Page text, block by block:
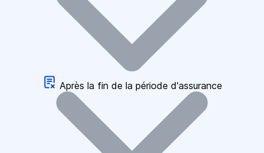
Après la fin de la période d'assurance